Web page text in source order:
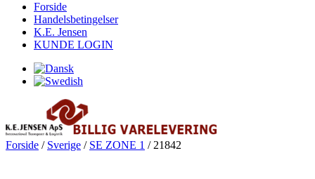
Forside
Handelsbetingelser
K.E. Jensen
KUNDE LOGIN
Forside / Sverige / SE ZONE 1 / 21842